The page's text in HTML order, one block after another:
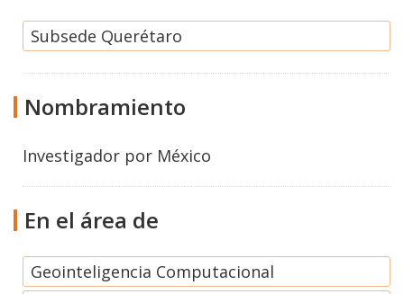
Subsede Querétaro
Nombramiento
Investigador por México
En el área de
Geointeligencia Computacional